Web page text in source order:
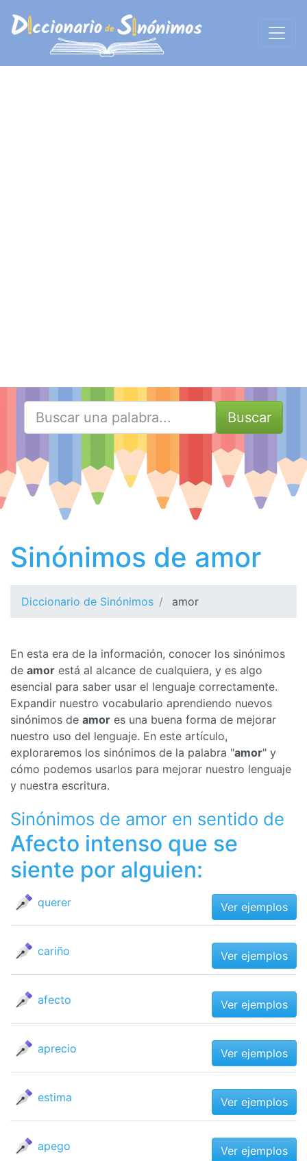
Buscar
Sinónimos de amor
Diccionario de Sinónimos amor
En esta era de la información, conocer los sinónimos
de amor está al alcance de cualquiera, y es algo
esencial para saber usar el lenguaje correctamente.
Expandir nuestro vocabulario aprendiendo nuevos
sinónimos de amor es una buena forma de mejorar
nuestro uso del lenguaje. En este artículo,
exploraremos los sinónimos de la palabra "amor" y
cómo podemos usarlos para mejorar nuestro lenguaje
y nuestra escritura.
Sinónimos de amor en sentido de
Afecto intenso que se
siente por alguien:
querer Ver ejemplos
cariño Ver ejemplos
afecto Ver ejemplos
aprecio Ver ejemplos
estima Ver ejemplos
apego Ver ejemplos